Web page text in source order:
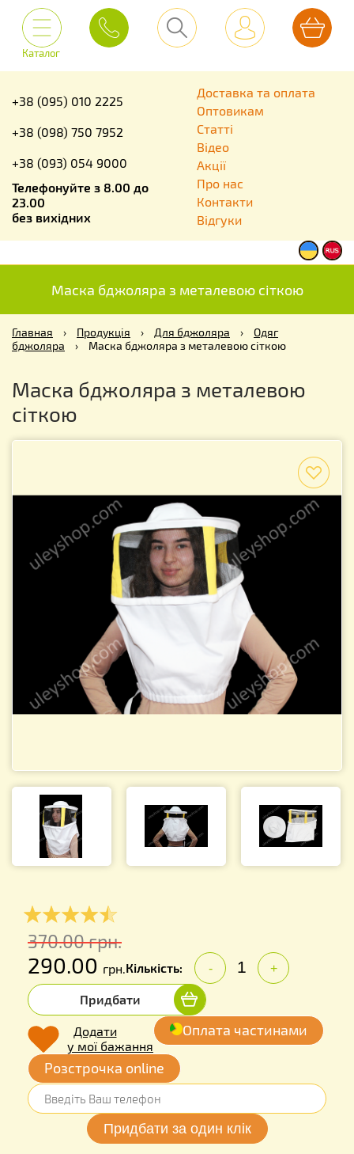
Каталог
+38 (095) 010 2225
+38 (098) 750 7952
+38 (093) 054 9000
Телефонуйте з 8.00 до
23.00
без вихідних
Доставка та оплата
Оптовикам
Статті
Відео
Акції
Про нас
Контакти
Відгуки
Маска бджоляра з металевою сіткою
Главная › Продукція › Для бджоляра ›
Одяг
бджоляра
› Маска бджоляра з металевою сіткою
Маска бджоляра з металевою
сіткою
370.00грн.
290.00 грн.Кількість: - +
Придбати
Додати
у мої бажання
Оплата частинами
Розстрочка online